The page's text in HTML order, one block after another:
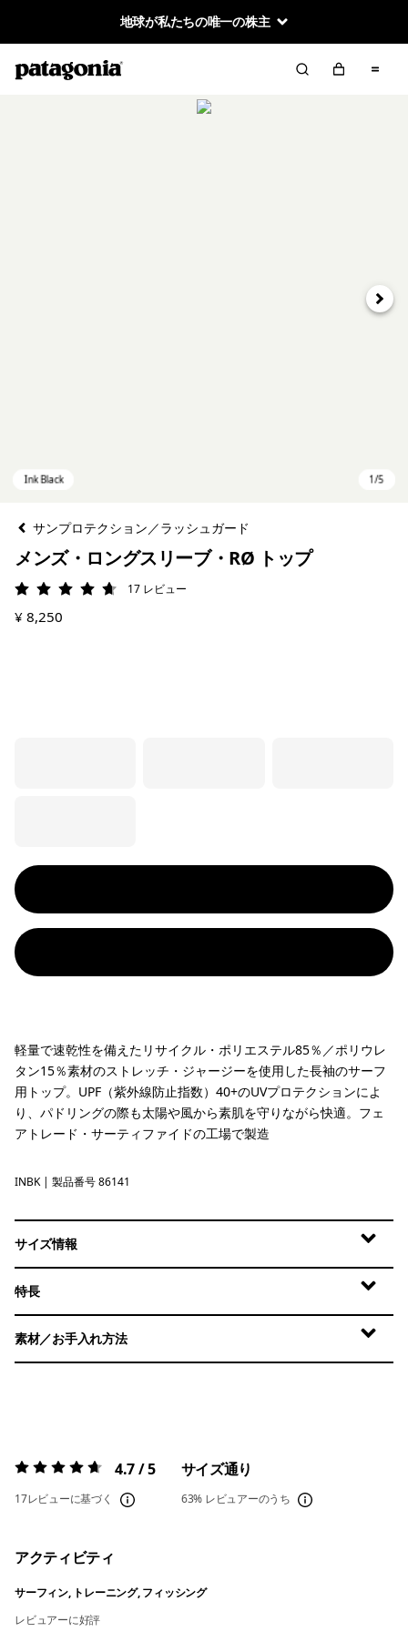
地球が私たちの唯一の株主
次へ
サンプロテクション／ラッシュガード
メンズ・ロングスリーブ・RØ トップ
評価: 4.7 / 5
17 レビュー
¥ 8,250
軽量で速乾性を備えたリサイクル・ポリエステル85％／ポリウレ
タン15％素材のストレッチ・ジャージーを使用した長袖のサーフ
用トップ。UPF（紫外線防止指数）40+のUVプロテクションによ
り、パドリングの際も太陽や風から素肌を守りながら快適。フェ
アトレード・サーティファイドの工場で製造
Ink Black
INBK | 製品番号 86141
サイズ情報
特長
素材／お手入れ方法
評価:4.7 / 5 4.7 / 5
17レビューに基づく
サイズ通り
63% レビュアーのうち
アクティビティ
サーフィン, トレーニング, フィッシング
レビュアーに好評